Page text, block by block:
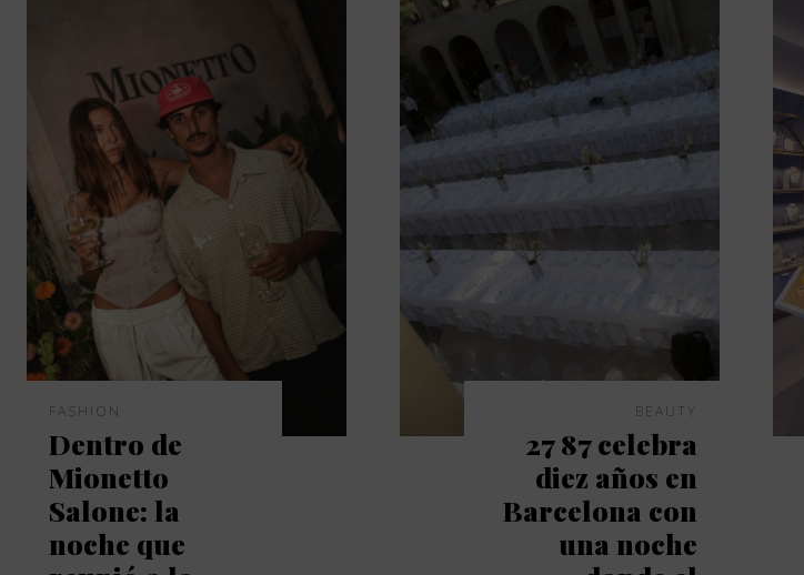
FASHION
Dentro de
Mionetto
Salone: la
noche que
BEAUTY
27 87 celebra
diez años en
Barcelona con
una noche